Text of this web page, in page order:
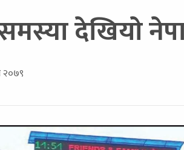
देखियाे
२०७९